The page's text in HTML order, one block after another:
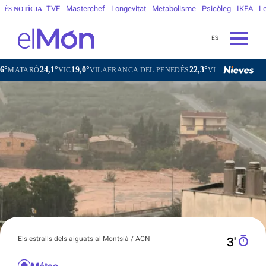
ÉS NOTÍCIA TVE Masterchef Longevitat Metabolisme Psicòleg IKEA
ES
24,1°VIC19,0°VILAFRANCA DEL PENEDÈS22,3°VILANOVA I LA
Els estralls dels aiguats al Montsià / ACN 3′